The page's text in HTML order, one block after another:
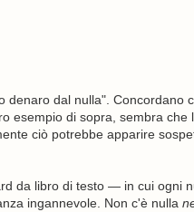
denaro dal nulla". Concordano
esempio di sopra, sembra
ciò potrebbe apparire
da libro di testo — in cui ogni
ingannevole. Non c'è nulla